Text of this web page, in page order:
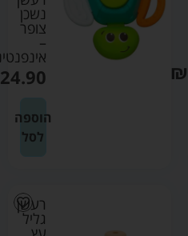
₪
נשכן
צופר
–
24.90
הוספה
לסל
רעשן
גליל